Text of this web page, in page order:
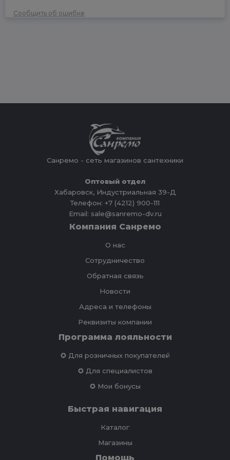
Сообщить об ошибке
Санремо - сеть магазинов сантехники
Оптовый отдел
Хабаровск, Индустриальная 39-Д
Телефон: +7 (4212) 900-111
Email: sale@sanremo-dv.ru
Компания Санремо
О нас
Сотрудничество
Обратная связь
Новости
Адреса и телефоны
Реквизиты компании
Программа лояльности
✪ Для розничных покупателей
✪ Для специалистов
✪ Мои бонусы
Быстрая навигация
Каталог
Магазины
Помощь